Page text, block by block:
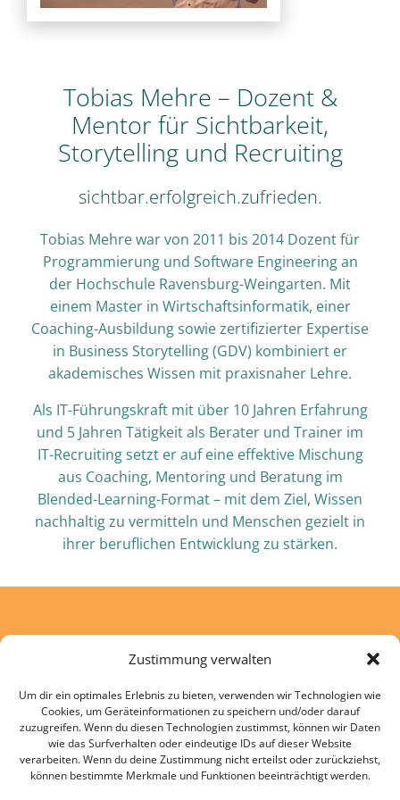
Zustimmung verwalten
Um dir ein optimales Erlebnis zu bieten, verwenden wir Technologien wie
Cookies, um Geräteinformationen zu speichern und/oder darauf
zuzugreifen. Wenn du diesen Technologien zustimmst, können wir Daten
wie das Surfverhalten oder eindeutige IDs auf dieser Website
verarbeiten. Wenn du deine Zustimmung nicht erteilst oder zurückziehst,
können bestimmte Merkmale und Funktionen beeinträchtigt werden.
Tobias Mehre – Dozent &
Mentor für Sichtbarkeit,
Storytelling und Recruiting
sichtbar.erfolgreich.zufrieden.
Tobias Mehre war von 2011 bis 2014 Dozent für
Programmierung und Software Engineering an
der Hochschule Ravensburg-Weingarten. Mit
einem Master in Wirtschaftsinformatik, einer
Coaching-Ausbildung sowie zertifizierter Expertise
in Business Storytelling (GDV) kombiniert er
akademisches Wissen mit praxisnaher Lehre.
Als IT-Führungskraft mit über 10 Jahren Erfahrung
und 5 Jahren Tätigkeit als Berater und Trainer im
IT-Recruiting setzt er auf eine effektive Mischung
aus Coaching, Mentoring und Beratung im
Blended-Learning-Format – mit dem Ziel, Wissen
nachhaltig zu vermitteln und Menschen gezielt in
ihrer beruflichen Entwicklung zu stärken.
Lärchenweg 6
88255 Baienfurt